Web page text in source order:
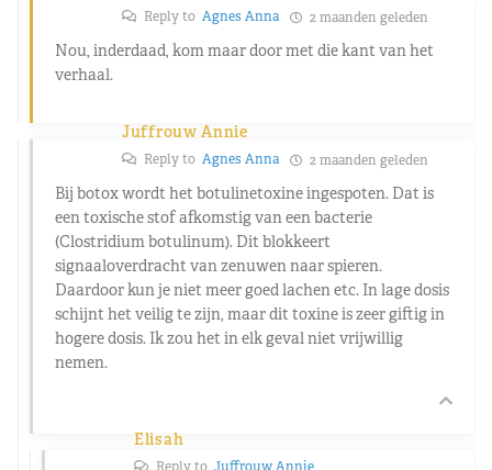
Reply to Agnes Anna 2 maanden geleden
Nou, inderdaad, kom maar door met die kant van het
verhaal.
Juffrouw Annie
Reply to Agnes Anna 2 maanden geleden
Bij botox wordt het botulinetoxine ingespoten. Dat is
een toxische stof afkomstig van een bacterie
(Clostridium botulinum). Dit blokkeert
signaaloverdracht van zenuwen naar spieren.
Daardoor kun je niet meer goed lachen etc. In lage dosis
schijnt het veilig te zijn, maar dit toxine is zeer giftig in
hogere dosis. Ik zou het in elk geval niet vrijwillig
nemen.
Elisah
Reply to Juffrouw Annie